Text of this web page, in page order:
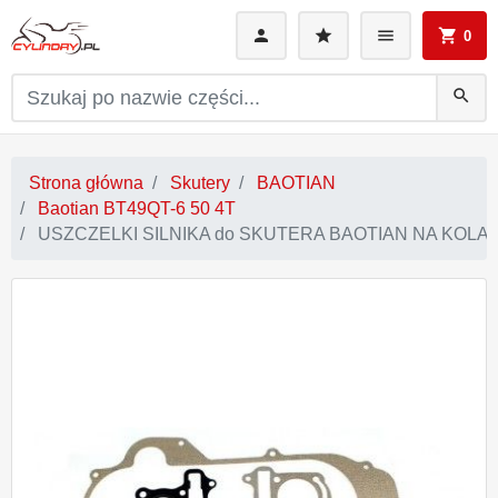
search
0
Strona główna Skutery
BAOTIAN
Baotian BT49QT-6 50 4T
USZCZELKI SILNIKA do SKUTERA BAOTIAN NA